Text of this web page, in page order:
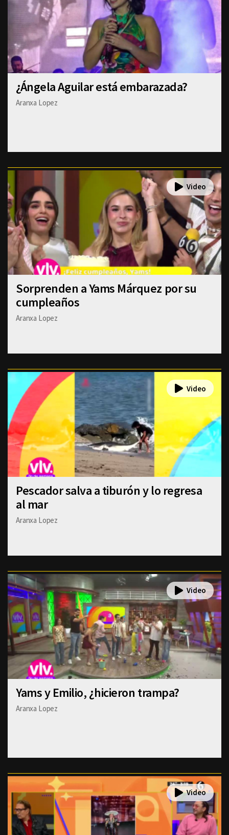
¿Ángela Aguilar está embarazada?
Aranxa Lopez
Sorprenden a Yams Márquez por su
cumpleaños
Aranxa Lopez
Pescador salva a tiburón y lo regresa
al mar
Aranxa Lopez
Yams y Emilio, ¿hicieron trampa?
Aranxa Lopez